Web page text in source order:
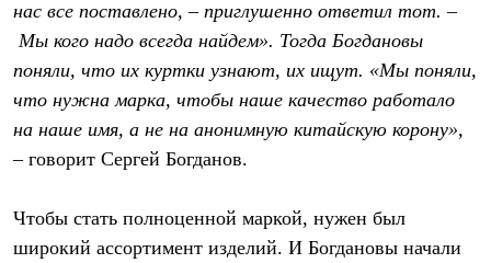
нас все поставлено, – приглушенно ответил тот. –
Мы кого надо всегда найдем». Тогда Богдановы
поняли, что их куртки узнают, их ищут. «Мы поняли,
что нужна марка, чтобы наше качество работало
на наше имя, а не на анонимную китайскую корону»,
– говорит Сергей Богданов.
Чтобы стать полноценной маркой, нужен был
широкий ассортимент изделий. И Богдановы начали